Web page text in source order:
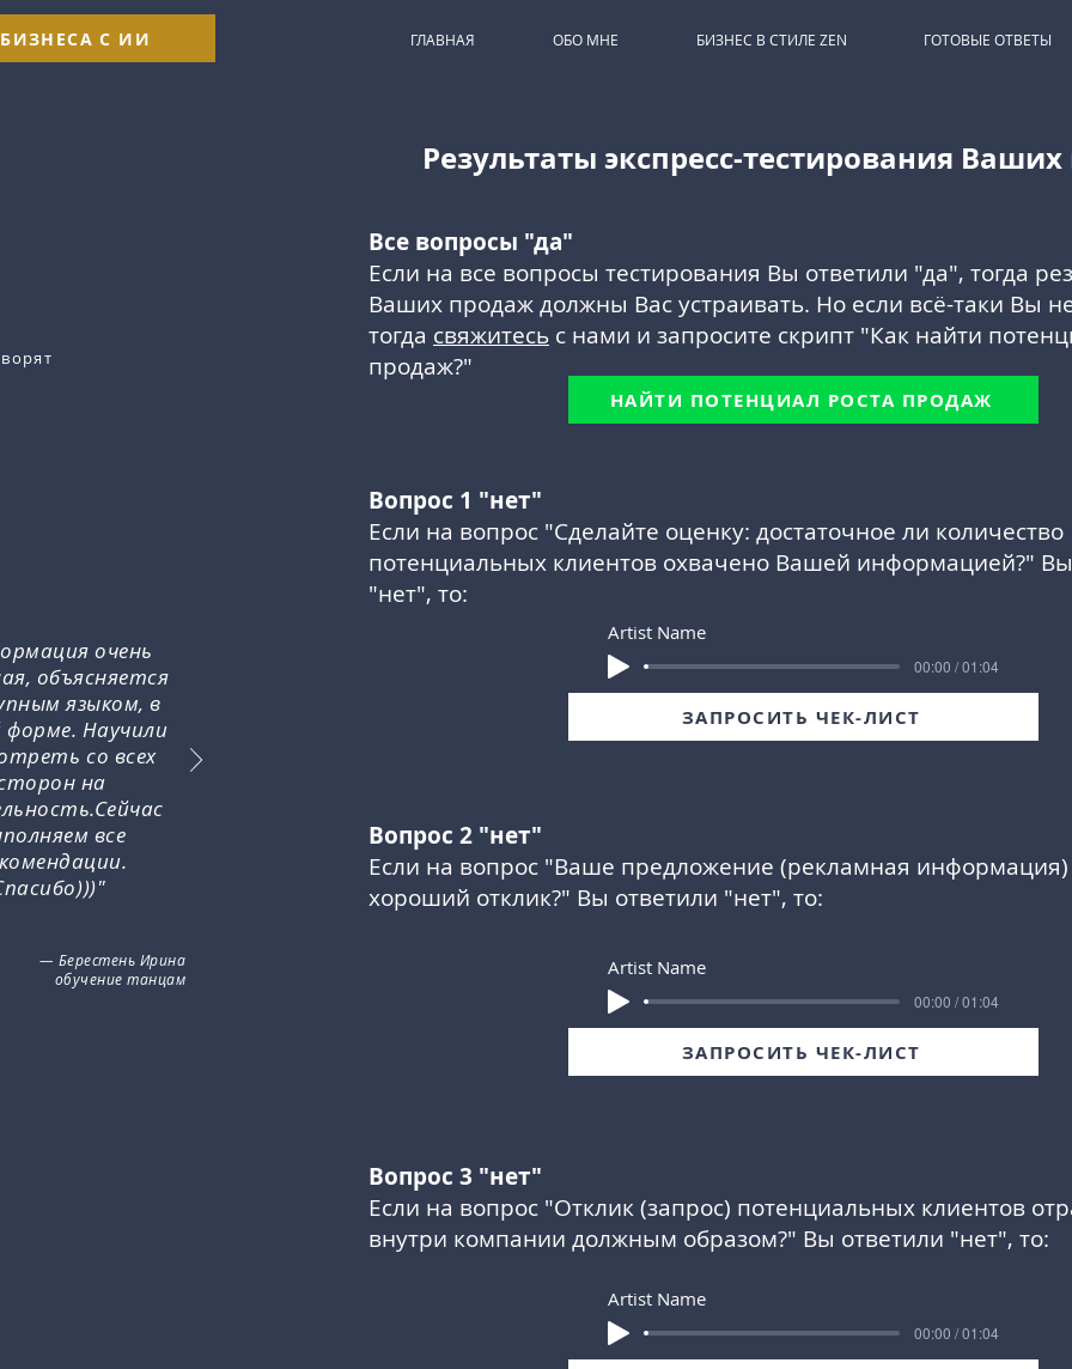
С ИИ ГЛАВНАЯ ОБО МНЕ БИЗНЕС В СТИЛЕ ZEN ГОТОВЫЕ ОТВЕТЫ
Результаты экспресс-тестирования
очень
объясняется
языком, в
форме. Научили
со всех
на
все
— Берестень Ирина
обучение танцам
Все вопросы "да"
Если на все вопросы тестирования Вы ответили "да", тогда
Ваших продаж должны Вас устраивать. Но если всё-таки Вы
тогда свяжитесь с нами и запросите скрипт "Как найти
продаж?"
НАЙТИ ПОТЕНЦИАЛ РОСТА ПРОДАЖ
Вопрос 1 "нет"
Если на вопрос "Сделайте оценку: достаточное ли количество
потенциальных клиентов охвачено Вашей информацией?"
"нет", то:
Artist Name
00:00 / 01:04
ЗАПРОСИТЬ ЧЕК-ЛИСТ
Вопрос 2 "нет"
Если на вопрос "Ваше предложение (рекламная
хороший отклик?" Вы ответили "нет", то:
Artist Name
00:00 / 01:04
ЗАПРОСИТЬ ЧЕК-ЛИСТ
Вопрос 3 "нет"
Если на вопрос "Отклик (запрос) потенциальных клиентов
внутри компании должным образом?" Вы ответили "нет", то:
Artist Name
00:00 / 01:04